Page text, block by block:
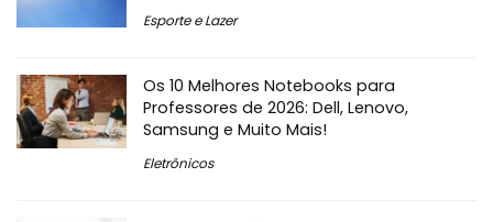
Esporte e Lazer
Os 10 Melhores Notebooks para
Professores de 2026: Dell, Lenovo,
Samsung e Muito Mais!
Eletrônicos